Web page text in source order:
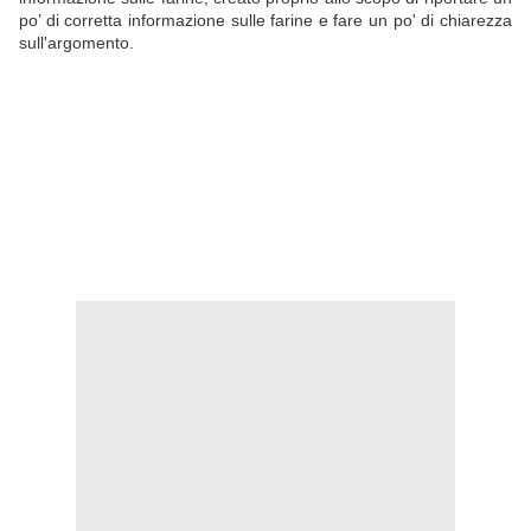
po’ di corretta informazione sulle farine e fare un po' di chiarezza
sull'argomento.